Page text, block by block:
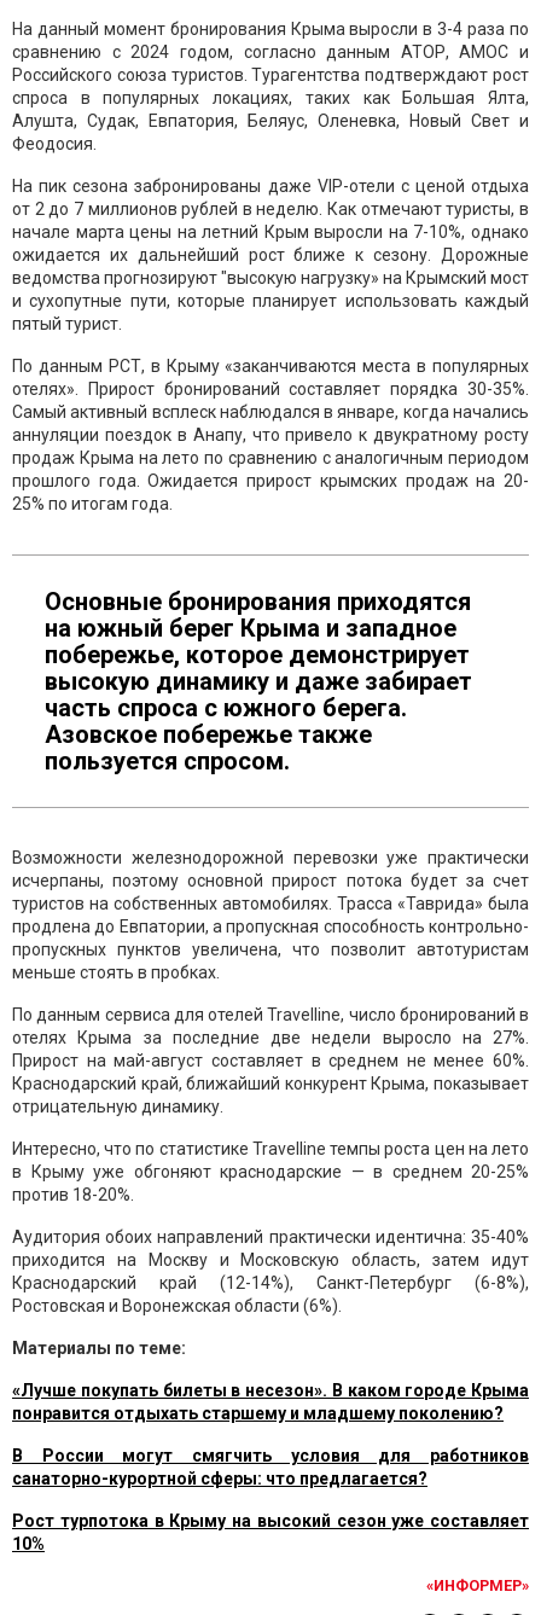
На данный момент бронирования Крыма выросли в 3-4 раза по
сравнению с 2024 годом, согласно данным АТОР, АМОС и
Российского союза туристов. Турагентства подтверждают рост
спроса в популярных локациях, таких как Большая Ялта,
Алушта, Судак, Евпатория, Беляус, Оленевка, Новый Свет и
Феодосия.
На пик сезона забронированы даже VIP-отели с ценой отдыха
от 2 до 7 миллионов рублей в неделю. Как отмечают туристы, в
начале марта цены на летний Крым выросли на 7-10%, однако
ожидается их дальнейший рост ближе к сезону. Дорожные
ведомства прогнозируют "высокую нагрузку» на Крымский мост
и сухопутные пути, которые планирует использовать каждый
пятый турист.
По данным РСТ, в Крыму «заканчиваются места в популярных
отелях». Прирост бронирований составляет порядка 30-35%.
Самый активный всплеск наблюдался в январе, когда начались
аннуляции поездок в Анапу, что привело к двукратному росту
продаж Крыма на лето по сравнению с аналогичным периодом
прошлого года. Ожидается прирост крымских продаж на 20-
25% по итогам года.
Основные бронирования приходятся
на южный берег Крыма и западное
побережье, которое демонстрирует
высокую динамику и даже забирает
часть спроса с южного берега.
Азовское побережье также
пользуется спросом.
Возможности железнодорожной перевозки уже практически
исчерпаны, поэтому основной прирост потока будет за счет
туристов на собственных автомобилях. Трасса «Таврида» была
продлена до Евпатории, а пропускная способность контрольно-
пропускных пунктов увеличена, что позволит автотуристам
меньше стоять в пробках.
По данным сервиса для отелей Travelline, число бронирований в
отелях Крыма за последние две недели выросло на 27%.
Прирост на май-август составляет в среднем не менее 60%.
Краснодарский край, ближайший конкурент Крыма, показывает
отрицательную динамику.
Интересно, что по статистике Travelline темпы роста цен на лето
в Крыму уже обгоняют краснодарские — в среднем 20-25%
против 18-20%.
Аудитория обоих направлений практически идентична: 35-40%
приходится на Москву и Московскую область, затем идут
Краснодарский край (12-14%), Санкт-Петербург (6-8%),
Ростовская и Воронежская области (6%).
Материалы по теме:
«Лучше покупать билеты в несезон». В каком городе Крыма
понравится отдыхать старшему и младшему поколению?
В России могут смягчить условия для работников
санаторно-курортной сферы: что предлагается?
Рост турпотока в Крыму на высокий сезон уже составляет
10%
«ИНФОРМЕР»